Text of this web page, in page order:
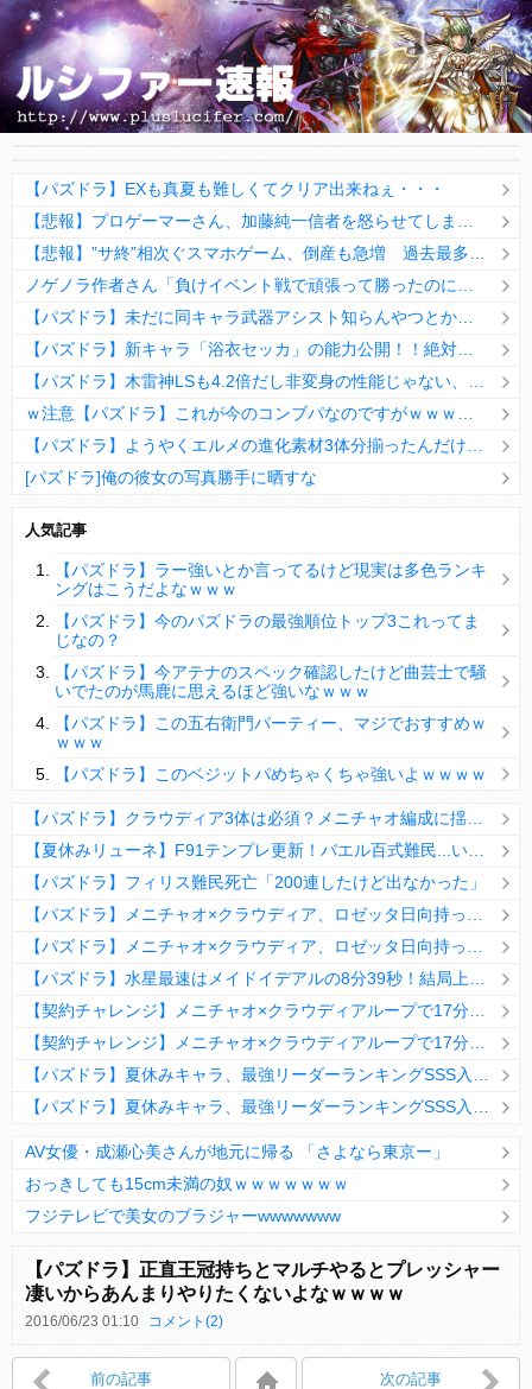
【パズドラ】EXも真夏も難しくてクリア出来ねぇ・・・
[パズドラ]俺の彼女の写真勝手に晒すな
【パズドラ】陣とか覚醒大小の方がええやろか？
ＤｅＮＡ山崎憲晴 左膝靭帯の手術を無事に終了
Powered by livedoor 相互RSS
人気記事
【パズドラ】ラー強いとか言ってるけど現実は多色ランキ
ングはこうだよなｗｗｗ
【パズドラ】今のパズドラの最強順位トップ3これってま
じなの？
【パズドラ】今アテナのスペック確認したけど曲芸士で騒
いでたのが馬鹿に思えるほど強いなｗｗｗ
【パズドラ】この五右衛門パーティー、マジでおすすめｗ
ｗｗｗ
【パズドラ】このベジットパめちゃくちゃ強いよｗｗｗｗ
【パズドラ】フィリス難民死亡「200連したけど出なかった」
Powered by livedoor 相互RSS
AV女優・成瀬心美さんが地元に帰る 「さよなら東京ー」
おっきしても15cm未満の奴ｗｗｗｗｗｗｗ
フジテレビで美女のブラジャーwwwwwww
【パズドラ】正直王冠持ちとマルチやるとプレッシャー
凄いからあんまりやりたくないよなｗｗｗｗ
2016/06/23 01:10 コメント(2)
前の記事 次の記事